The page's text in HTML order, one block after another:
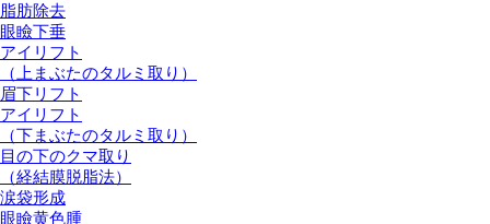
脂肪除去
眼瞼下垂
アイリフト
（上まぶたのタルミ取り）
眉下リフト
アイリフト
（下まぶたのタルミ取り）
目の下のクマ取り
（経結膜脱脂法）
涙袋形成
眼瞼黄色腫